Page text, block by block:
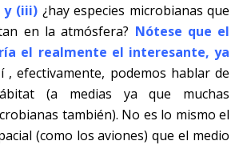
y (iii) ¿hay especies microbianas que
en la atmósfera? Nótese que el
el realmente el interesante, ya
, efectivamente, podemos hablar de
(a medias ya que muchas
también). No es lo mismo el
(como los aviones) que el medio